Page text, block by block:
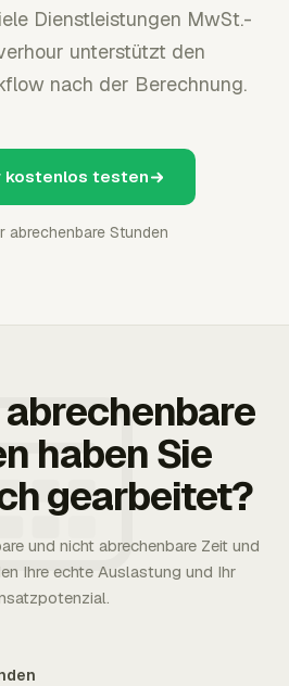
Dienstleistungen MwSt.-
unterstützt den
nach der Berechnung.
kostenlos testen
abrechenbare Stunden
haben Sie
gearbeitet?
und nicht abrechenbare Zeit und
Ihre echte Auslastung und Ihr